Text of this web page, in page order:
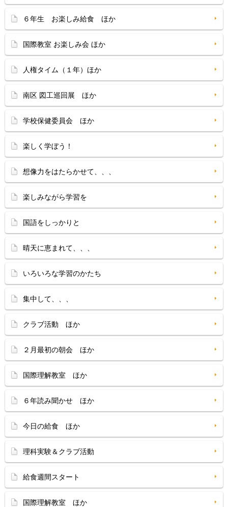
６年生 お楽しみ給食 ほか
国際教室 お楽しみ会 ほか
人権タイム（１年）ほか
南区 図工巡回展 ほか
学校保健委員会 ほか
楽しく学ぼう！
想像力をはたらかせて、、、
楽しみながら学習を
国語をしっかりと
晴天に恵まれて、、、
いろいろな学習のかたち
集中して、、、
クラブ活動 ほか
２月最初の朝会 ほか
国際理解教室 ほか
６年読み聞かせ ほか
今日の給食 ほか
理科実験＆クラブ活動
給食週間スタート
国際理解教室 ほか